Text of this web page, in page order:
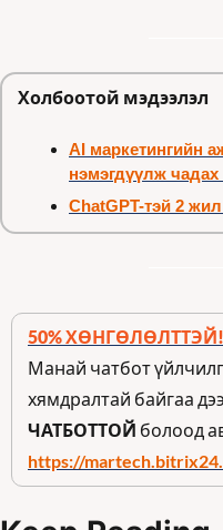
Холбоотой мэдээлэл
AI маркетингийн
нэмэгдүүлж чадах
ChatGPT-тэй 2 жил
50% ХӨНГӨЛӨЛТТЭЙ!
Манай чатбот
ЧАТБОТТОЙ
https://